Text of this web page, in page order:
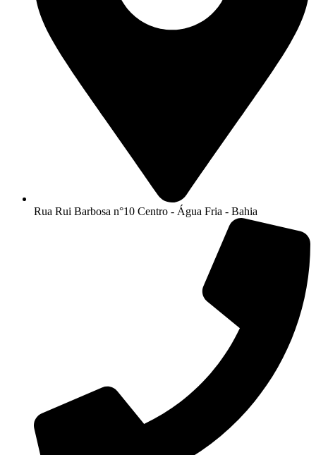
Rua Rui Barbosa n°10 Centro - Água Fria - Bahia